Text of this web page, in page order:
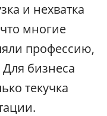
и нехватка
многие
профессию,
бизнеса
текучка